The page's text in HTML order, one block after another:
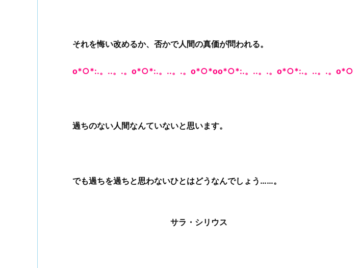
それを悔い改めるか、否かで人間の真価が問われる。
o*○*:.。..。.。o*○*:.。..。.。o*○*oo*○*:.。..。.。o*○*:.。..。.。o*○
過ちのない人間なんていないと思います。
でも過ちを過ちと思わないひとはどうなんでしょう……。
サラ・シリウス